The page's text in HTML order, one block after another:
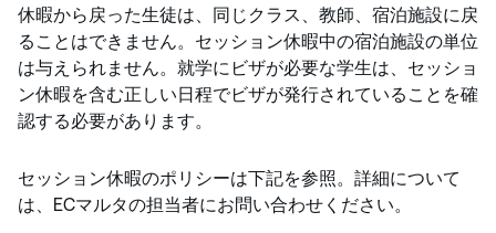
休暇から戻った生徒は、同じクラス、教師、宿泊施設に戻
ることはできません。セッション休暇中の宿泊施設の単位
は与えられません。就学にビザが必要な学生は、セッショ
ン休暇を含む正しい日程でビザが発行されていることを確
認する必要があります。
セッション休暇のポリシーは下記を参照。詳細について
は、ECマルタの担当者にお問い合わせください。